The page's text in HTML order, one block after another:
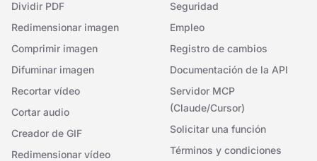
Dividir PDF
Redimensionar imagen
Comprimir imagen
Difuminar imagen
Recortar vídeo
Cortar audio
Creador de GIF
Redimensionar vídeo
Seguridad
Empleo
Registro de cambios
Documentación de la API
Servidor MCP
(Claude/Cursor)
Solicitar una función
Términos y condiciones